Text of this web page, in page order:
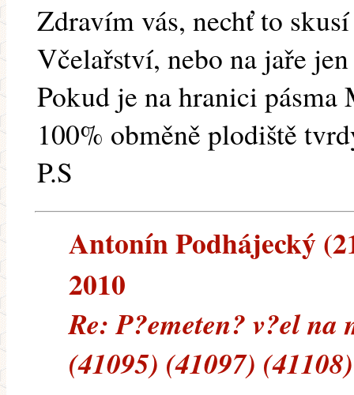
Zdravím vás, nechť to
Včelařství, nebo na jaře
Pokud je na hranici
100% obměně plodiště
P.S
Antonín Podhájecký
2010
Re: P?emeten? v?el na
(41095) (41097)